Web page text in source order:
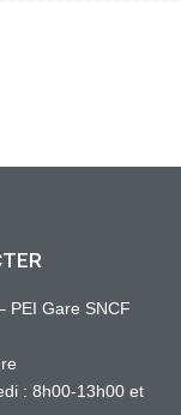
PEI Gare SNCF
: 8h00-13h00 et